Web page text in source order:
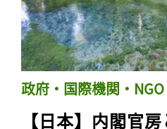
政府・国際機関・NGO
【日本】内閣官房